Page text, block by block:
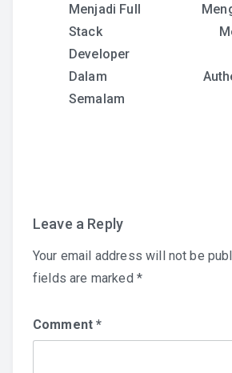
navigation
Menjadi Full
Stack
Developer
Dalam
Semalam
Leave a Reply
Your email address will not be
fields are marked *
Comment*